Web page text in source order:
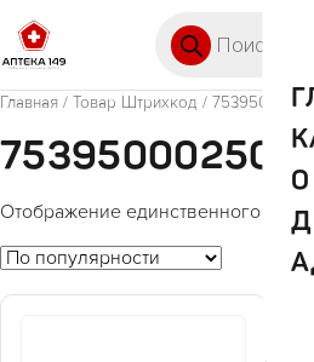
Главная / Товар Штрихкод /
753950002500
Отображение единственного